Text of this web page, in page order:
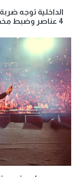
الداخلية توجه
4 عناصر وضبط مخدرات وأسلحة بـ46 مليون جنيه